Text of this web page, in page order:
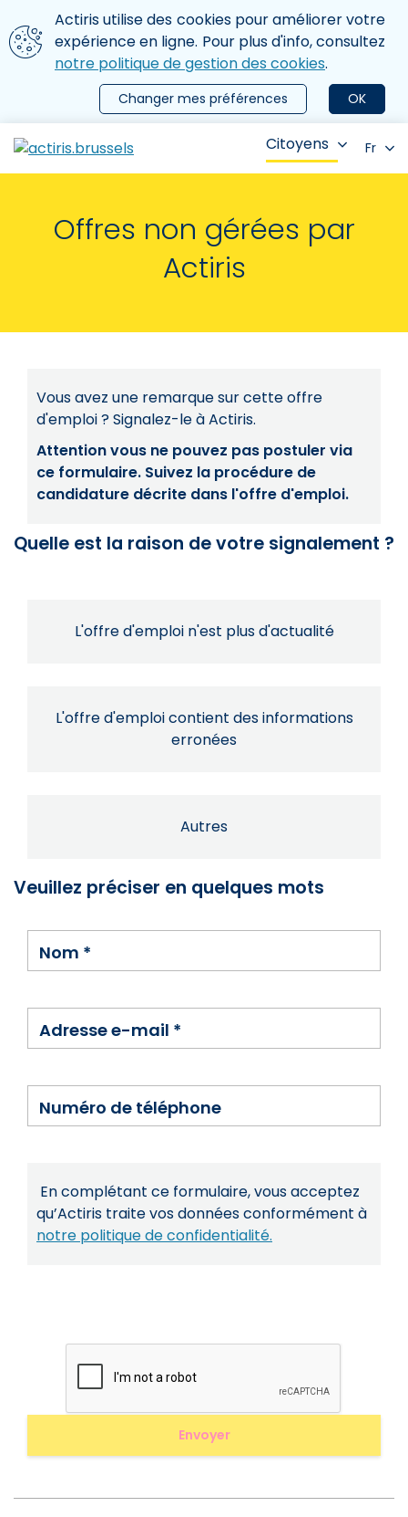
Aller au contenu principal
Nous utilisons des cookies
Actiris utilise des cookies pour améliorer votre
expérience en ligne. Pour plus d'info, consultez
notre politique de gestion des cookies.
OK
Changer mes préférences
le menu
Citoyens Fr
Offres non gérées par
Actiris
Vous avez une remarque sur cette offre
d'emploi ? Signalez-le à Actiris.
Attention vous ne pouvez pas postuler via
ce formulaire. Suivez la procédure de
candidature décrite dans l'offre d'emploi.
Quelle est la raison de votre signalement ?
L'offre d'emploi n'est plus d'actualité
L'offre d'emploi contient des informations
erronées
Autres
Veuillez préciser en quelques mots
Nom *
Adresse e-mail *
Numéro de téléphone
En complétant ce formulaire, vous acceptez
qu’Actiris traite vos données conformément à
notre politique de confidentialité.